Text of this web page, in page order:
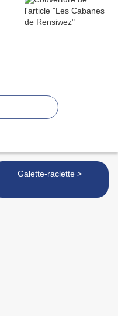
Galette-raclette >